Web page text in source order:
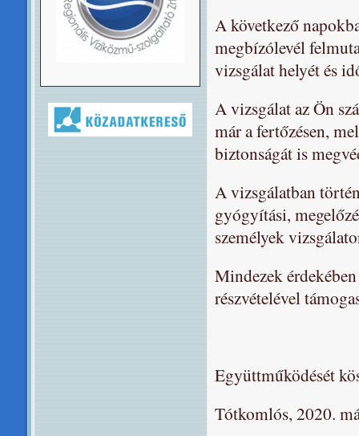
A következő
megbízólevél
vizsgálat helyét és
A vizsgálat az Ön
már a fertőzésen,
biztonságát is
A vizsgálatban
gyógyítási,
személyek
Mindezek
részvételével
Együttműködését
Tótkomlós, 2020.